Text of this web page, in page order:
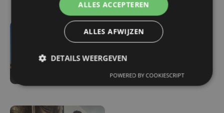
vr 7 augustus | 18:33
vrijlating van Roemeense
moordverdachte
ALLES ACCEPTEREN
ALLES AFWIJZEN
DETAILS WEERGEVEN
POWERED BY COOKIESCRIPT